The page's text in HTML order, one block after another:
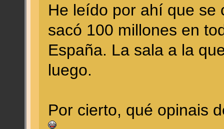
He leído por ahí que se
sacó 100 millones en
España. La sala a la
luego.
Por cierto, qué opinais